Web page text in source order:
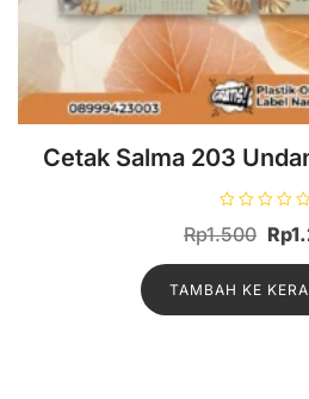
Cetak Salma 203
i
i
a
0
Rp1.500 Rp
TAMBAH KE